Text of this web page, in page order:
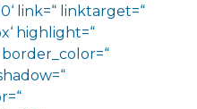
link=“ linktarget=“
highlight=“